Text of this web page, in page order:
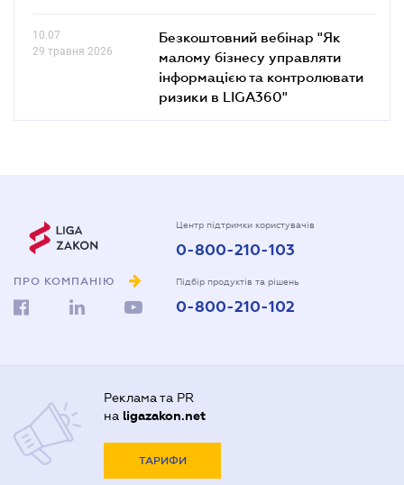
10.07
29 травня 2026
Безкоштовний вебінар "Як
малому бізнесу управляти
інформацією та контролювати
ризики в LIGA360"
ПРО КОМПАНІЮ
Центр підтримки користувачів
0-800-210-103
Підбір продуктів та рішень
0-800-210-102
Реклама та PR
на ligazakon.net
ТАРИФИ